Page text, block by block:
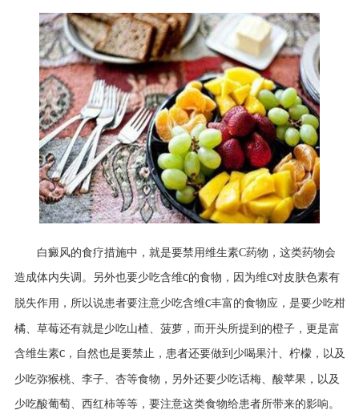
白癜风的食疗措施中，就是要禁用维生素C药物，这类药物会
造成体内失调。另外也要少吃含维C的食物，因为维C对皮肤色素有
脱失作用，所以说患者要注意少吃含维C丰富的食物应，是要少吃柑
橘、草莓还有就是少吃山楂、菠萝，而开头所提到的橙子，更是富
含维生素C，自然也是要禁止，患者还要做到少喝果汁、柠檬，以及
少吃弥猴桃、李子、杏等食物，另外还要少吃话梅、酸苹果，以及
少吃酸葡萄、西红柿等等，要注意这类食物给患者所带来的影响。